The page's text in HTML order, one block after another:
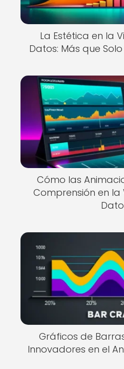
La Estética en la
Datos: Más que
Cómo las
Comprensión en la
Gráficos de
Innovadores en el